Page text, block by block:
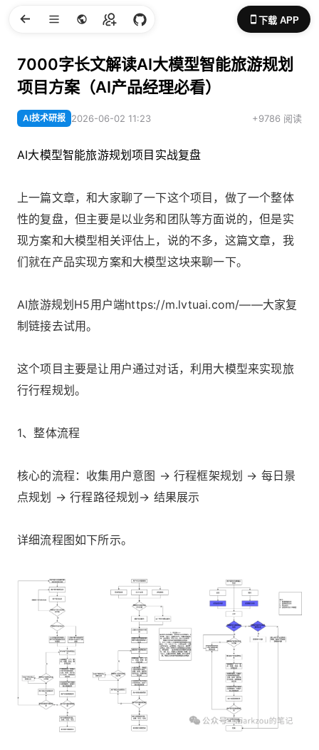
下载 APP
7000字长文解读AI大模型智能旅游规划
项目方案（AI产品经理必看）
AI技术研报 2026-06-02 11:23 +9786 阅读
AI大模型智能旅游规划项目实战复盘
上一篇文章，和大家聊了一下这个项目，做了一个整体
性的复盘，但主要是以业务和团队等方面说的，但是实
现方案和大模型相关评估上，说的不多，这篇文章，我
们就在产品实现方案和大模型这块来聊一下。
AI旅游规划H5用户端https://m.lvtuai.com/——大家复
制链接去试用。
这个项目主要是让用户通过对话，利用大模型来实现旅
行行程规划。
1、整体流程
核心的流程：收集用户意图 → 行程框架规划 → 每日景
点规划 → 行程路径规划→ 结果展示
详细流程图如下所示。